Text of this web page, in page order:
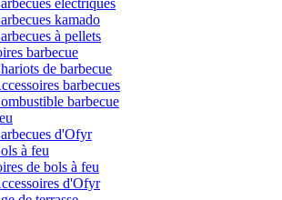
kamado
à pellets
barbecue
de barbecue
barbecues
barbecue
d'Ofyr
à feu
de bols à feu
d'Ofyr